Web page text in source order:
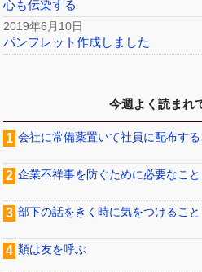
心も伝染する
2019年6月10日
パンフレット作成しました
今週よく読まれ
会社に常備薬置いて社員に配布す
企業不祥事を防ぐために必要なこと
部下の話をきく時に気をつけること
類は友を呼ぶ